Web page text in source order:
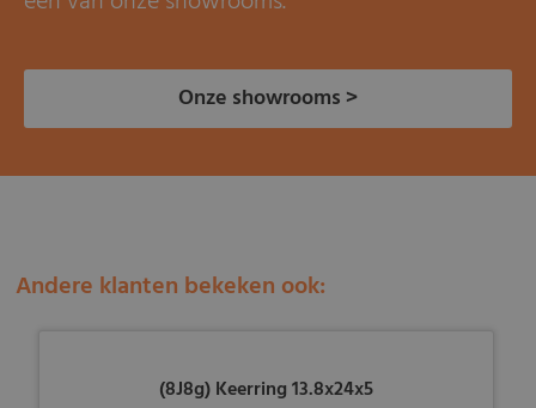
Onze showrooms >
Andere klanten bekeken ook:
(8J8g) Keerring 13.8x24x5